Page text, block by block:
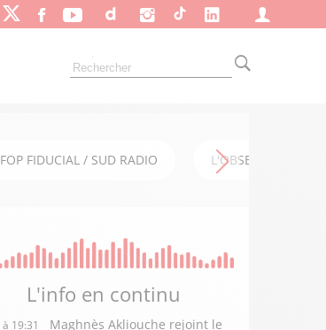
FIDUCIAL / SUD RADIO L'OBSERVATOIRE
L'info en continu
19:31
Maghnès Akliouche rejoint le